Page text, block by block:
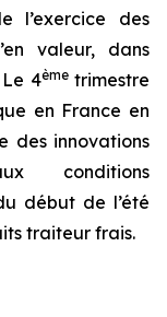
l’exercice des
valeur, dans
Le 4èmetrimestre
en France en
des innovations
conditions
début de l’été
traiteur frais.